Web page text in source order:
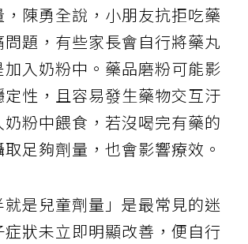
陳勇全說，小朋友抗拒吃藥
題，有些家長會自行將藥丸
入奶粉中。藥品磨粉可能影
性，且容易發生藥物交互汙
粉中餵食，若沒喝完有藥的
足夠劑量，也會影響療效。
就是兒童劑量」是最常見的迷
狀未立即明顯改善，便自行